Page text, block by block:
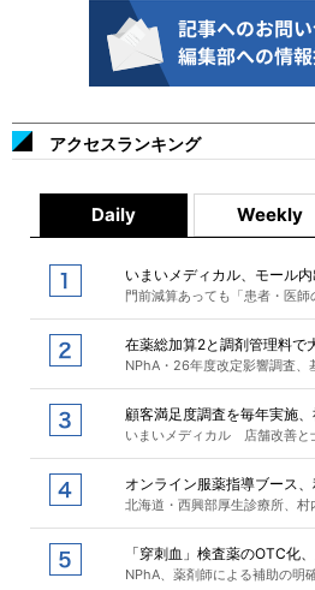
アクセスランキング
Daily Weekly
いまいメディカル、モール
門前減算あっても「患者・医師
在薬総加算2と調剤管理料で
NPhA・26年度改定影響調査、
顧客満足度調査を毎年実施
いまいメディカル 店舗改善と
オンライン服薬指導ブース
北海道・西興部厚生診療所、村
「穿刺血」検査薬のOTC化
NPhA、薬剤師による補助の明